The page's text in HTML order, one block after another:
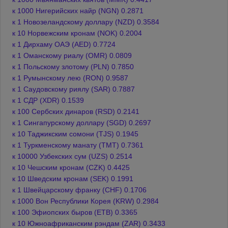
к 1000 Нигерийских найр (NGN) 0.2871
к 1 Новозеландскому доллару (NZD) 0.3584
к 10 Норвежским кронам (NOK) 0.2004
к 1 Дирхаму ОАЭ (AED) 0.7724
к 1 Оманскому риалу (OMR) 0.0809
к 1 Польскому злотому (PLN) 0.7850
к 1 Румынскому лею (RON) 0.9587
к 1 Саудовскому риялу (SAR) 0.7887
к 1 СДР (XDR) 0.1539
к 100 Сербских динаров (RSD) 0.2141
к 1 Сингапурскому доллару (SGD) 0.2697
к 10 Таджикским сомони (TJS) 0.1945
к 1 Туркменскому манату (TMT) 0.7361
к 10000 Узбекских сум (UZS) 0.2514
к 10 Чешским кронам (CZK) 0.4425
к 10 Шведским кронам (SEK) 0.1991
к 1 Швейцарскому франку (CHF) 0.1706
к 1000 Вон Республики Корея (KRW) 0.2984
к 100 Эфиопских быров (ETB) 0.3365
к 10 Южноафриканским рэндам (ZAR) 0.3433